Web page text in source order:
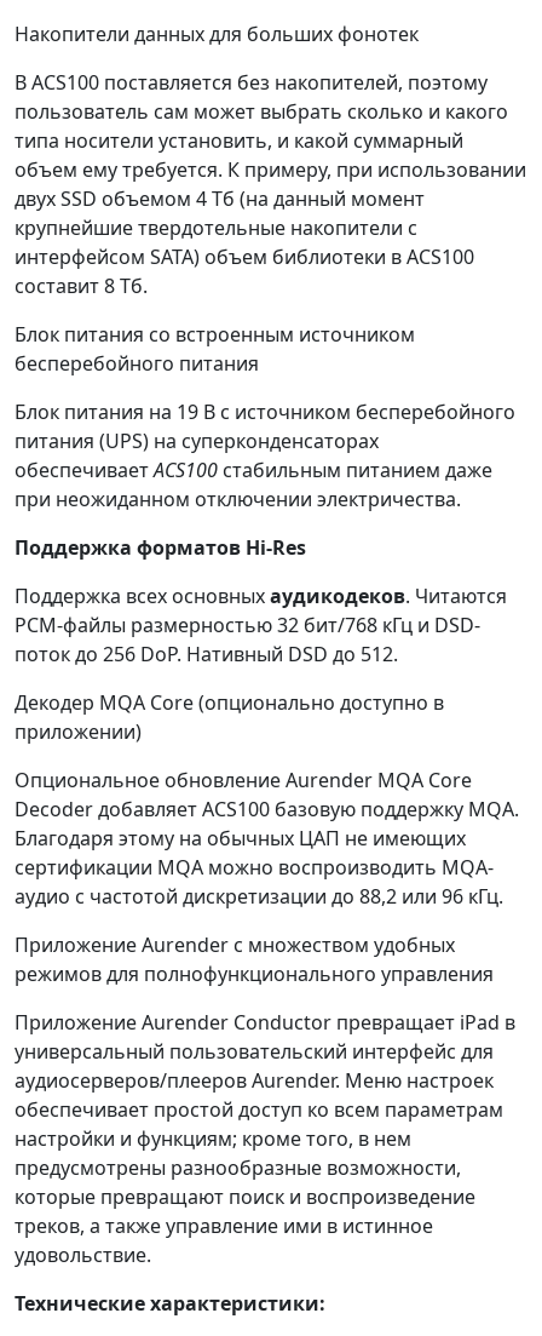
Накопители данных для больших фонотек
В ACS100 поставляется без накопителей, поэтому
пользователь сам может выбрать сколько и какого
типа носители установить, и какой суммарный
объем ему требуется. К примеру, при использовании
двух SSD объемом 4 Тб (на данный момент
крупнейшие твердотельные накопители с
интерфейсом SATA) объем библиотеки в ACS100
составит 8 Тб.
Блок питания со встроенным источником
бесперебойного питания
Блок питания на 19 В с источником бесперебойного
питания (UPS) на суперконденсаторах
обеспечиваетACS100 стабильным питанием даже
при неожиданном отключении электричества.
Поддержка форматов Hi-Res
Поддержка всех основныхаудикодеков. Читаются
PCM-файлы размерностью 32 бит/768 кГц и DSD-
поток до 256 DoP. Нативный DSD до 512.
Декодер MQA Core (опционально доступно в
приложении)
Опциональное обновление Aurender MQA Core
Decoder добавляет ACS100 базовую поддержку MQA.
Благодаря этому на обычных ЦАП не имеющих
сертификации MQA можно воспроизводить MQA-
аудио с частотой дискретизации до 88,2 или 96 кГц.
Приложение Aurender с множеством удобных
режимов для полнофункционального управления
Приложение Aurender Conductor превращает iPad в
универсальный пользовательский интерфейс для
аудиосерверов/плееров Aurender. Меню настроек
обеспечивает простой доступ ко всем параметрам
настройки и функциям; кроме того, в нем
предусмотрены разнообразные возможности,
которые превращают поиск и воспроизведение
треков, а также управление ими в истинное
удовольствие.
Технические характеристики: